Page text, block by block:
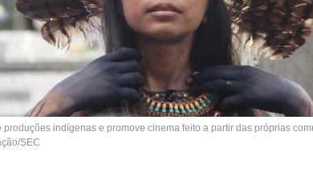
produções indígenas e promove cinema feito a partir das próprias
SEC